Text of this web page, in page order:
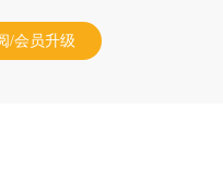
/会员升级